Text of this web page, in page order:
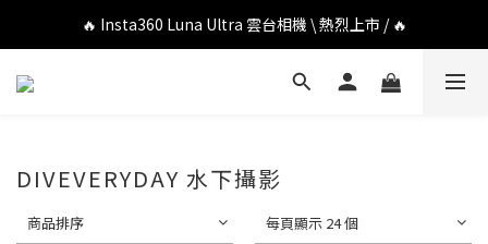
🔥 DJI OSMO POCKET 4P 口袋相機 \ 熱烈上市 / 🔥
🔥 Insta360 Luna Ultra 雲台相機 \ 熱烈上市 / 🔥
🔥 Insta360 GO Ultra Hello Kitty 聯名限定套裝 \ 時尚上市 / 🔥
DIVEVERYDAY 水下攝影
商品排序 每頁顯示 24 個